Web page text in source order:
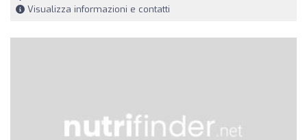
Visualizza informazioni e contatti